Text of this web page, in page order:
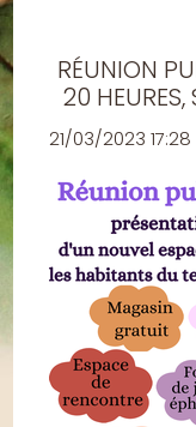
RÉUNION
20 HEURES,
21/03/2023 17:28